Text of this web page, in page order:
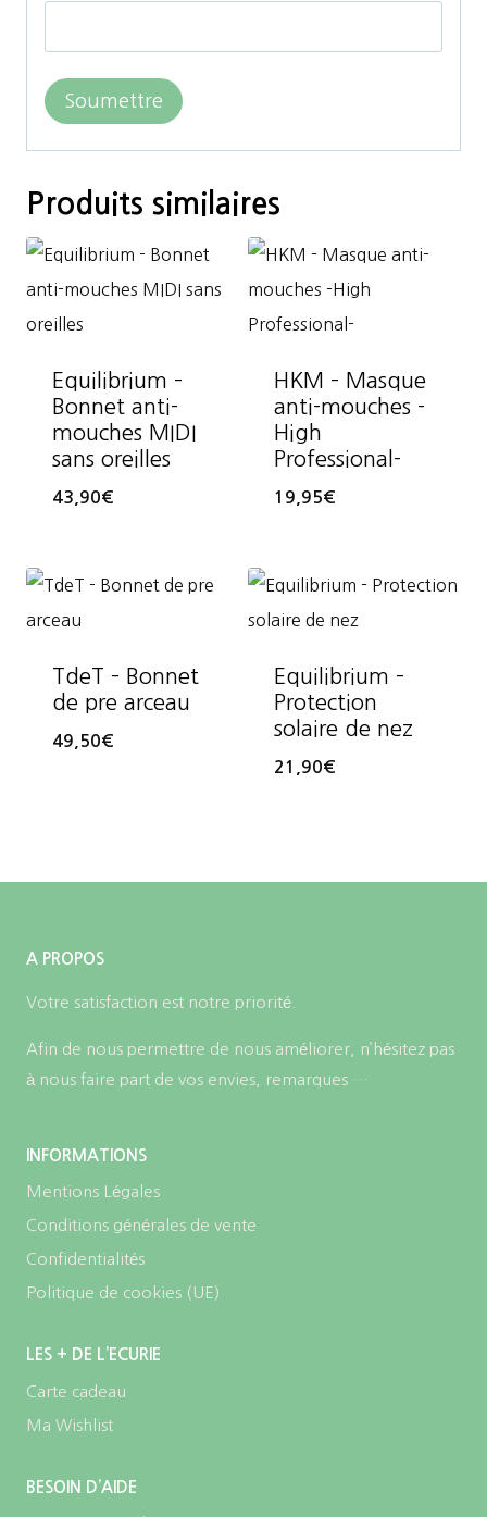
Produits similaires
Equilibrium –
Bonnet anti-
mouches MIDI
sans oreilles
43,90€
HKM – Masque
anti-mouches -
High
Professional-
19,95€
TdeT – Bonnet
de pre arceau
49,50€
Equilibrium –
Protection
solaire de nez
21,90€
A PROPOS
Votre satisfaction est notre priorité.
Afin de nous permettre de nous améliorer, n’hésitez pas
à nous faire part de vos envies, remarques …
INFORMATIONS
Mentions Légales
Conditions générales de vente
Confidentialités
Politique de cookies (UE)
LES + DE L’ECURIE
Carte cadeau
Ma Wishlist
BESOIN D’AIDE